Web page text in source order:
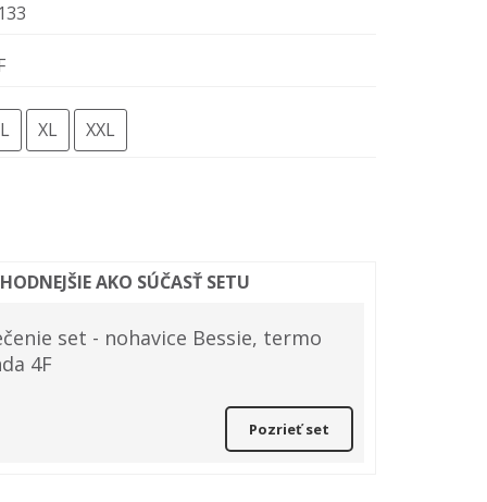
L XL XXL
AKO SÚČASŤ SETU
set - nohavice Bessie, termo
4F
Pozrieť set